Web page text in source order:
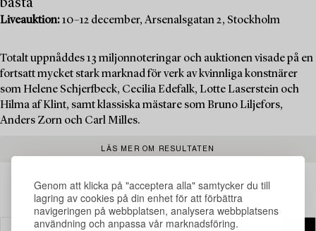
Genom att klicka på "acceptera alla" samtycker du till
lagring av cookies på din enhet för att förbättra
navigeringen på webbplatsen, analysera webbplatsens
användning och anpassa vår marknadsföring.
bästa
Liveauktion:10–12 december, Arsenalsgatan 2, Stockholm
Totalt uppnåddes 13 miljonnoteringar och auktionen visade på en
fortsatt mycket stark marknad för verk av kvinnliga konstnärer
som Helene Schjerfbeck, Cecilia Edefalk, Lotte Laserstein och
Hilma af Klint, samt klassiska mästare som Bruno Liljefors,
Anders Zorn och Carl Milles.
LÄS MER OM RESULTATEN